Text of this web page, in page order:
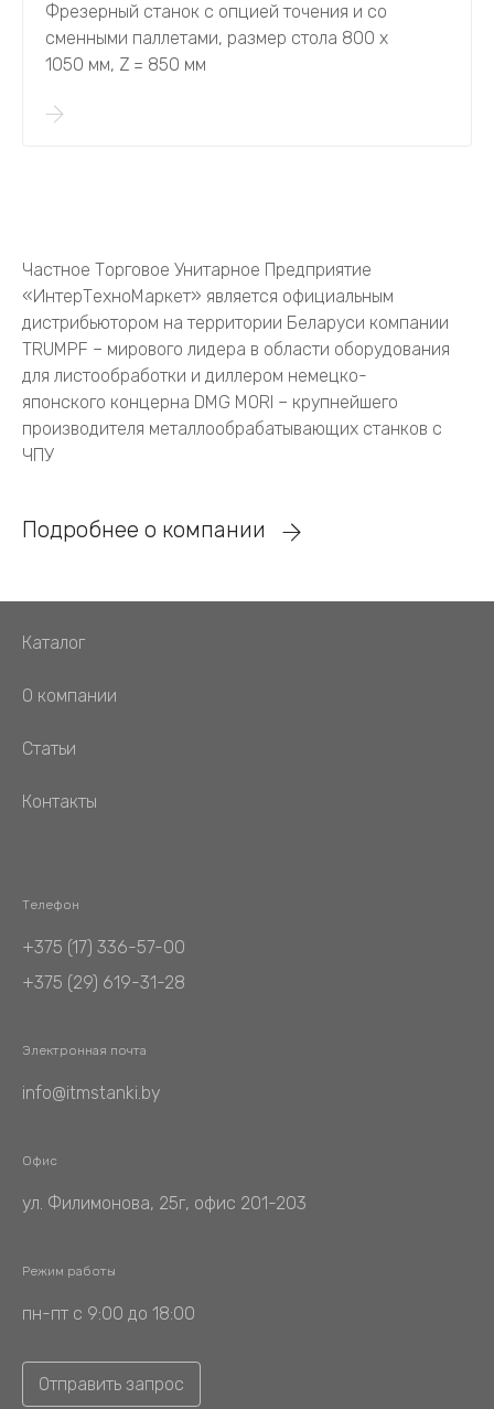
Фрезерный станок с опцией точения и со
сменными паллетами, размер стола 800 х
1050 мм, Z = 850 мм
Частное Торговое Унитарное Предприятие
«ИнтерТехноМаркет» является официальным
дистрибьютором на территории Беларуси компании
TRUMPF – мирового лидера в области оборудования
для листообработки и диллером немецко-
японского концерна DMG MORI – крупнейшего
производителя металлообрабатывающих станков с
ЧПУ
Подробнее о компании
Каталог
О компании
Статьи
Контакты
Телефон
+375 (17) 336-57-00
+375 (29) 619-31-28
Электронная почта
info@itmstanki.by
Офис
ул. Филимонова, 25г, офис 201-203
Режим работы
пн-пт с 9:00 до 18:00
Отправить запрос